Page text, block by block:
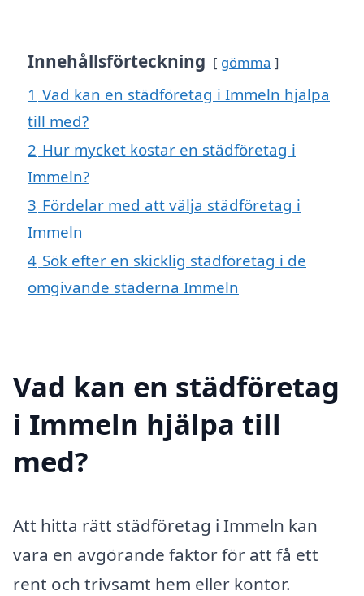
Innehållsförteckning gömma
1 Vad kan en städföretag i Immeln hjälpa
till med?
2 Hur mycket kostar en städföretag i
Immeln?
3 Fördelar med att välja städföretag i
Immeln
4 Sök efter en skicklig städföretag i de
omgivande städerna Immeln
Vad kan en städföretag
i Immeln hjälpa till
med?
Att hitta rätt städföretag i Immeln kan
vara en avgörande faktor för att få ett
rent och trivsamt hem eller kontor.